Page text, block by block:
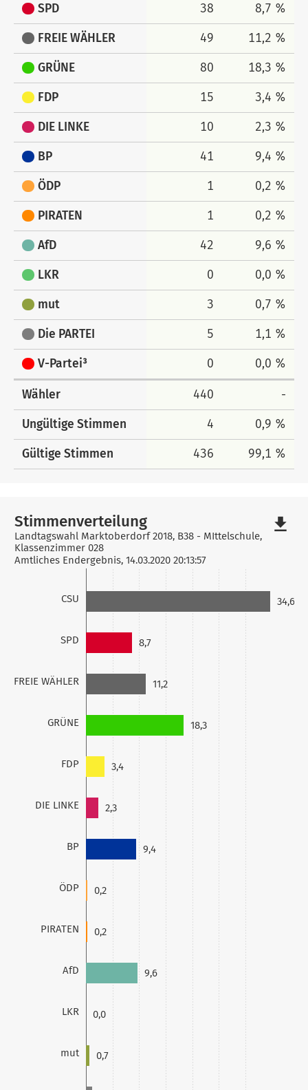
SPD 38 8,7 %
FREIE WÄHLER 49 11,2 %
GRÜNE 80 18,3 %
FDP 15 3,4 %
DIE LINKE 10 2,3 %
BP 41 9,4 %
ÖDP 1 0,2 %
PIRATEN 1 0,2 %
AfD 42 9,6 %
LKR 0 0,0 %
mut 3 0,7 %
Die PARTEI 5 1,1 %
V-Partei³ 0 0,0 %
Wähler 440 -
Ungültige Stimmen 4 0,9 %
Gültige Stimmen 436 99,1 %
CSU
SPD
FREIE WÄHLER
GRÜNE
FDP
DIE LINKE
BP
ÖDP
PIRATEN
AfD
LKR
mut
34,6
8,7
11,2
18,3
3,4
2,3
9,4
0,2
0,2
9,6
0,0
0,7
Stimmenverteilung
Landtagswahl Marktoberdorf 2018, B38 - MIttelschule,
Klassenzimmer 028
Amtliches Endergebnis, 14.03.2020 20:13:57
file_download